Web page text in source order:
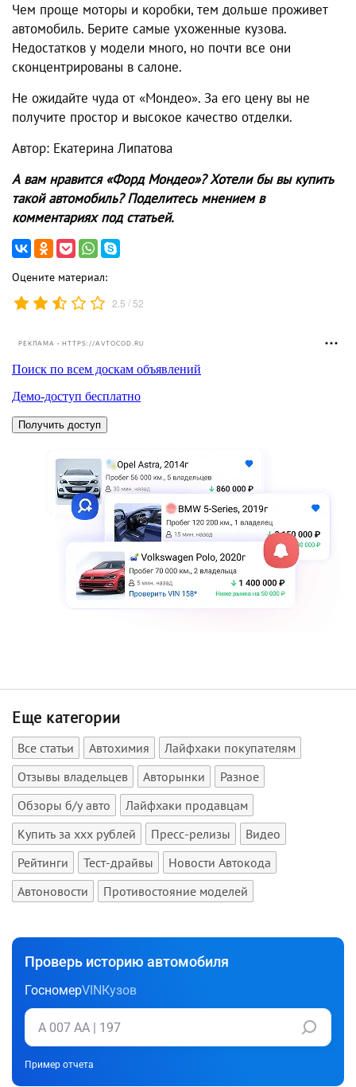
Чем проще моторы и коробки, тем дольше проживет
автомобиль. Берите самые ухоженные кузова.
Недостатков у модели много, но почти все они
сконцентрированы в салоне.
Не ожидайте чуда от «Мондео». За его цену вы не
получите простор и высокое качество отделки.
Автор: Екатерина Липатова
А вам нравится «Форд Мондео»? Хотели бы вы купить
такой автомобиль? Поделитесь мнением в
комментариях под статьей.
Оцените материал:
2.5 / 52
РЕКЛАМА • HTTPS://AVTOCOD.RU
Еще категории
Все статьи Автохимия
Лайфхаки покупателям
Отзывы владельцев
Авторынки
Разное
Обзоры б/у авто
Лайфхаки продавцам
Купить за xxx рублей
Пресс-релизы
Видео
Рейтинги
Тест-драйвы
Новости Автокода
Автоновости
Противостояние моделей
Проверь историю автомобиля
ГосномерVIN Кузов
Пример отчета